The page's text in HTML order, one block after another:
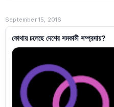
September 15, 2016
কোথায় চলেছে দেশের সমকামী সম্প্রদায়?